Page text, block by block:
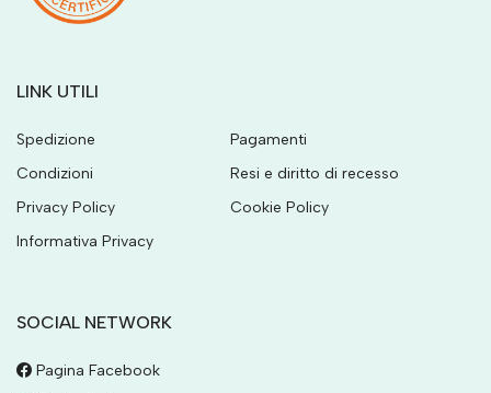
LINK UTILI
Spedizione
Pagamenti
Condizioni
Resi e diritto di recesso
Privacy Policy
Cookie Policy
Informativa Privacy
SOCIAL NETWORK
Pagina Facebook